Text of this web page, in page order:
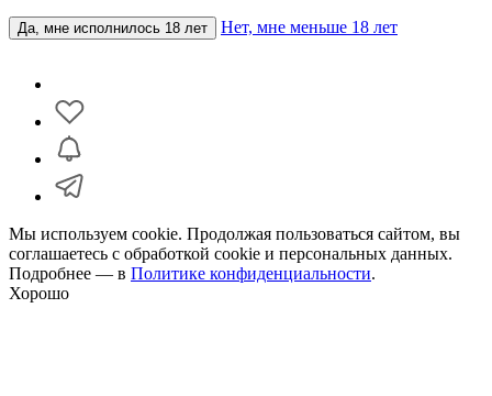
Да, мне исполнилось 18 лет Нет, мне меньше 18 лет
Мы используем cookie. Продолжая пользоваться сайтом, вы
соглашаетесь с обработкой cookie и персональных данных.
Подробнее — в Политике конфиденциальности.
Хорошо